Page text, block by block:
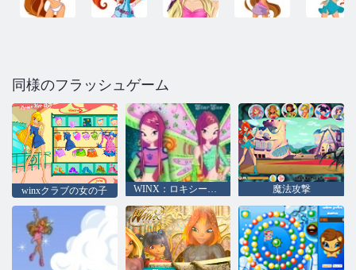
同様のフラッシュゲーム
winxクラブの女の子 WINX：ロキシーとのパズル 魔法攻撃